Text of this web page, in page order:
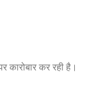
कर रही है।